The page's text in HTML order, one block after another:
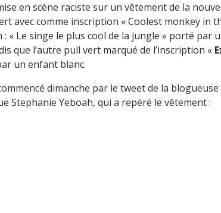
en scène raciste sur un vêtement de la
avec comme inscription « Coolest monkey in
: « Le singe le plus cool de la jungle » porté par
que l’autre pull vert marqué de l’inscription «
un enfant blanc.
dimanche par le tweet de la
Stephanie Yeboah, qui a repéré le vêtement :